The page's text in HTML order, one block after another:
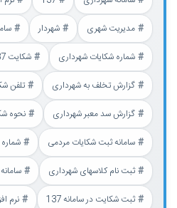
مدیریت شهری
شهردار
سامانه
شماره شکایات شهرداری
شکایت 137
گزارش تخلف به شهرداری
تلفن
گزارش سد معبر شهرداری
نحوه
سامانه ثبت شکایات مردمی
ثبت نام کلاسهای شهرداری
ثبت شکایت در سامانه 137
نرم افزار 137